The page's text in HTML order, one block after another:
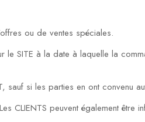
ou de ventes spéciales.
SITE à la date à laquelle la
sauf si les parties en ont convenu
CLIENTS peuvent également être